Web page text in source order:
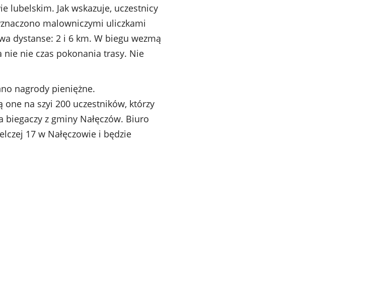
lubelskim. Jak wskazuje, uczestnicy
malowniczymi uliczkami
dystanse: 2 i 6 km. W biegu wezmą
nie nie czas pokonania trasy. Nie
nagrody pieniężne.
na szyi 200 uczestników, którzy
z gminy Nałęczów. Biuro
17 w Nałęczowie i będzie